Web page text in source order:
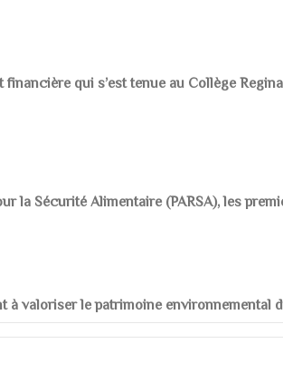
qui s’est tenue au Collège
la Sécurité Alimentaire (PARSA), les
valoriser le patrimoine environnemental